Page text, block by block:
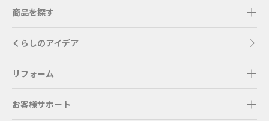
商品を探す
くらしのアイデア
リフォーム
お客様サポート